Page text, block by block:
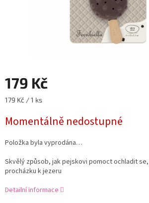
179 Kč
Měrná
179 Kč / 1 ks
Momentálně nedostupné
Položka byla vyprodána…
Skvělý způsob, jak pejskovi pomoct ochladit
procházku k jezeru
Detailní informace